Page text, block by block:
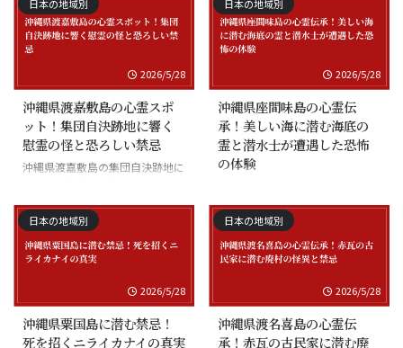
日本の地域別
2026/5/28
沖縄県渡嘉敷島の心霊スポ
ット！集団自決跡地に響く
慰霊の怪と恐ろしい禁忌
沖縄県渡嘉敷島の集団自決跡地に
日本の地域別
2026/5/28
沖縄県座間味島の心霊伝
承！美しい海に潜む海底の
霊と潜水士が遭遇した恐怖
の体験
士の怪談
日本の地域別
2026/5/28
沖縄県粟国島に潜む禁忌！
死を招くニライカナイの真実
日本の地域別
2026/5/28
沖縄県渡名喜島の心霊伝
承！赤瓦の古民家に潜む廃